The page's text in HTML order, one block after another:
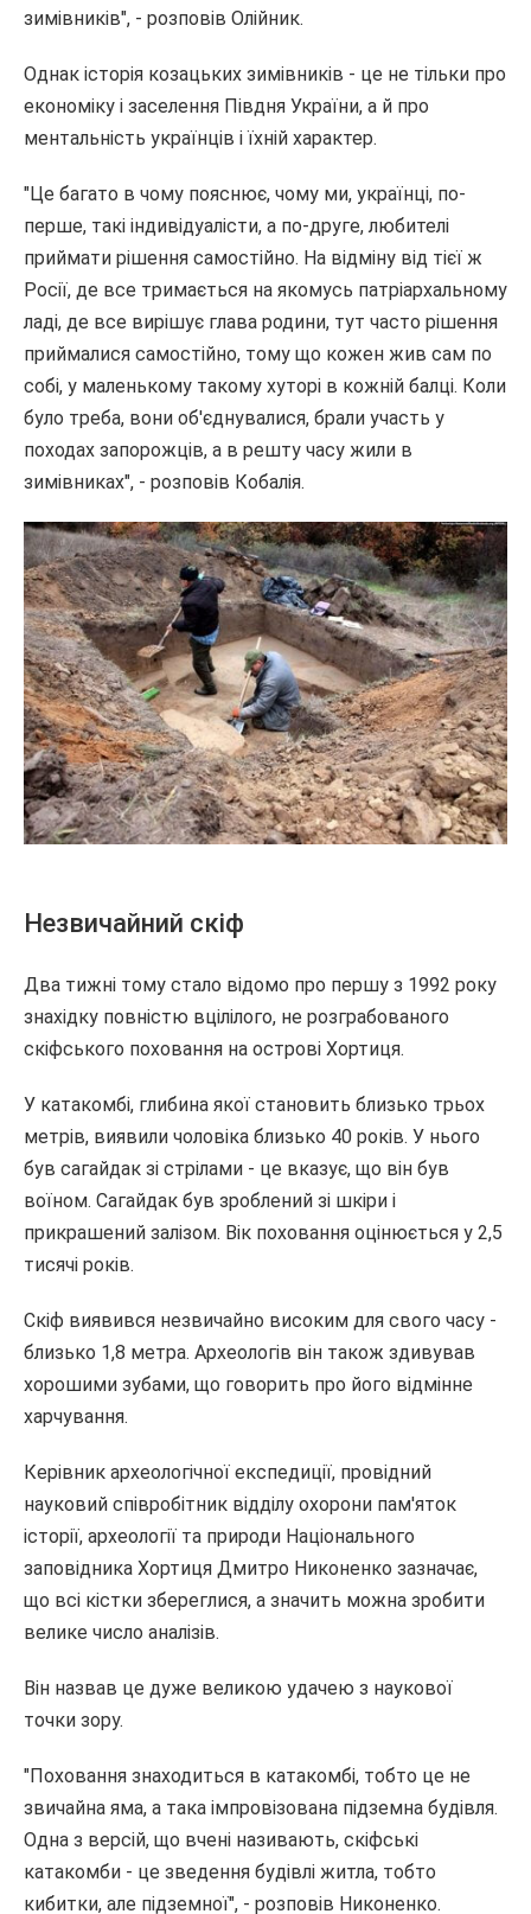
зимівників", - розповів Олійник.
Однак історія козацьких зимівників - це не тільки про
економіку і заселення Півдня України, а й про
ментальність українців і їхній характер.
"Це багато в чому пояснює, чому ми, українці, по-
перше, такі індивідуалісти, а по-друге, любителі
приймати рішення самостійно. На відміну від тієї ж
Росії, де все тримається на якомусь патріархальному
ладі, де все вирішує глава родини, тут часто рішення
приймалися самостійно, тому що кожен жив сам по
собі, у маленькому такому хуторі в кожній балці. Коли
було треба, вони об'єднувалися, брали участь у
походах запорожців, а в решту часу жили в
зимівниках", - розповів Кобалія.
Незвичайний скіф
Два тижні тому стало відомо про першу з 1992 року
знахідку повністю вцілілого, не розграбованого
скіфського поховання на острові Хортиця.
У катакомбі, глибина якої становить близько трьох
метрів, виявили чоловіка близько 40 років. У нього
був сагайдак зі стрілами - це вказує, що він був
воїном. Сагайдак був зроблений зі шкіри і
прикрашений залізом. Вік поховання оцінюється у 2,5
тисячі років.
Скіф виявився незвичайно високим для свого часу -
близько 1,8 метра. Археологів він також здивував
хорошими зубами, що говорить про його відмінне
харчування.
Керівник археологічної експедиції, провідний
науковий співробітник відділу охорони пам'яток
історії, археології та природи Національного
заповідника Хортиця Дмитро Никоненко зазначає,
що всі кістки збереглися, а значить можна зробити
велике число аналізів.
Він назвав це дуже великою удачею з наукової
точки зору.
"Поховання знаходиться в катакомбі, тобто це не
звичайна яма, а така імпровізована підземна будівля.
Одна з версій, що вчені називають, скіфські
катакомби - це зведення будівлі житла, тобто
кибитки, але підземної", - розповів Никоненко.